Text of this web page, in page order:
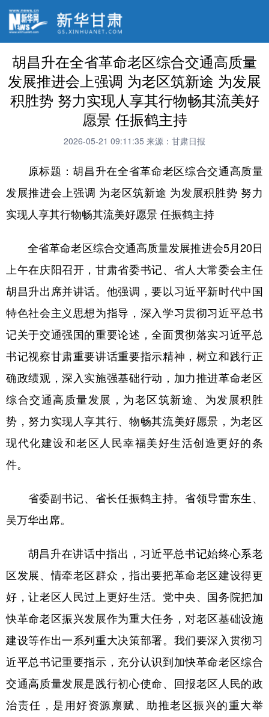
​胡昌升在全省革命老区综合交通高质量
发展推进会上强调 为老区筑新途 为发展
积胜势 努力实现人享其行物畅其流美好
愿景 任振鹤主持
2026-05-21 09:11:35 来源：甘肃日报
​原标题：胡昌升在全省革命老区综合交通高质量
发展推进会上强调 为老区筑新途 为发展积胜势 努力
实现人享其行物畅其流美好愿景 任振鹤主持
全省革命老区综合交通高质量发展推进会5月20日
上午在庆阳召开，甘肃省委书记、省人大常委会主任
胡昌升出席并讲话。他强调，要以习近平新时代中国
特色社会主义思想为指导，深入学习贯彻习近平总书
记关于交通强国的重要论述，全面贯彻落实习近平总
书记视察甘肃重要讲话重要指示精神，树立和践行正
确政绩观，深入实施强基础行动，加力推进革命老区
综合交通高质量发展，为老区筑新途、为发展积胜
势，努力实现人享其行、物畅其流美好愿景，为老区
现代化建设和老区人民幸福美好生活创造更好的条
件。
省委副书记、省长任振鹤主持。省领导雷东生、
吴万华出席。
胡昌升在讲话中指出，习近平总书记始终心系老
区发展、情牵老区群众，指出要把革命老区建设得更
好，让老区人民过上更好生活。党中央、国务院把加
快革命老区振兴发展作为重大任务，对老区基础设施
建设等作出一系列重大决策部署。我们要深入贯彻习
近平总书记重要指示，充分认识到加快革命老区综合
交通高质量发展是践行初心使命、回报老区人民的政
治责任，是用好资源禀赋、助推老区振兴的重大举